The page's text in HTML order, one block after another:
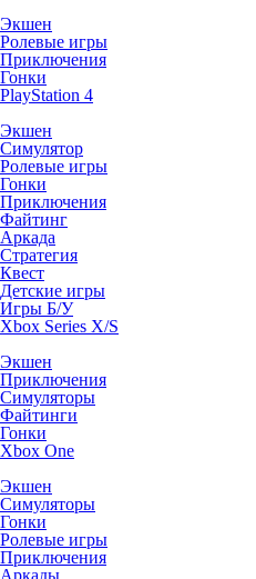
Экшен
Ролевые игры
Приключения
Гонки
PlayStation 4
Экшен
Симулятор
Ролевые игры
Гонки
Приключения
Файтинг
Аркада
Стратегия
Квест
Детские игры
Игры Б/У
Xbox Series X/S
Экшен
Приключения
Симуляторы
Файтинги
Гонки
Xbox One
Экшен
Симуляторы
Гонки
Ролевые игры
Приключения
Аркады